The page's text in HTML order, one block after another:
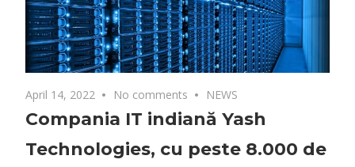
April 14, 2022 No comments NEWS
Compania IT indiană Yash
Technologies, cu peste 8.000 de